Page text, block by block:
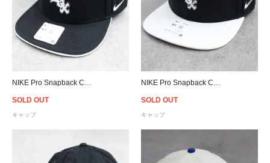
SOLD OUT
キャップ
SOLD OUT
キャップ